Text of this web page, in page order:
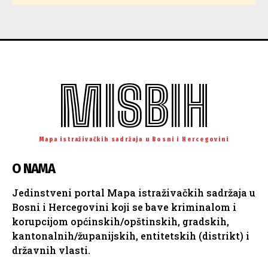
MISBIH
Mapa istraživačkih sadržaja u Bosni i Hercegovini
O NAMA
Jedinstveni portal Mapa istraživačkih sadržaja u
Bosni i Hercegovini koji se bave kriminalom i
korupcijom općinskih/opštinskih, gradskih,
kantonalnih/županijskih, entitetskih (distrikt) i
državnih vlasti.